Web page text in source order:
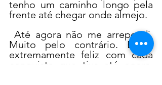
tenho um caminho longo pela
frente até chegar onde almejo.
Muito pelo contrário. Estou
extremamente feliz com cada
conquista que tive até agora,